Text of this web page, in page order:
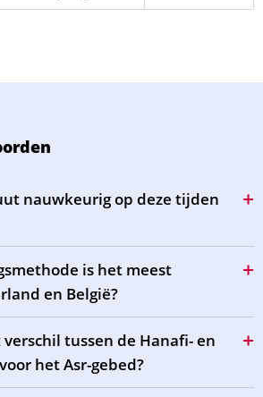
nauwkeurig op deze tijden
is het meest
en België?
tussen de Hanafi- en
het Asr-gebed?